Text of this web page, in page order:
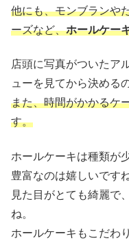
他にも、モンブランや
ーズなど、ホールケー
店頭に写真がついたア
ューを見てから決める
また、時間がかかるケ
す。
ホールケーキは種類が
豊富なのは嬉しいですね
見た目がとても綺麗で
ね。
ホールケーキもこだわ